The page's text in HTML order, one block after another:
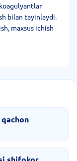
bilan tayinlaydi.
maxsus ichish